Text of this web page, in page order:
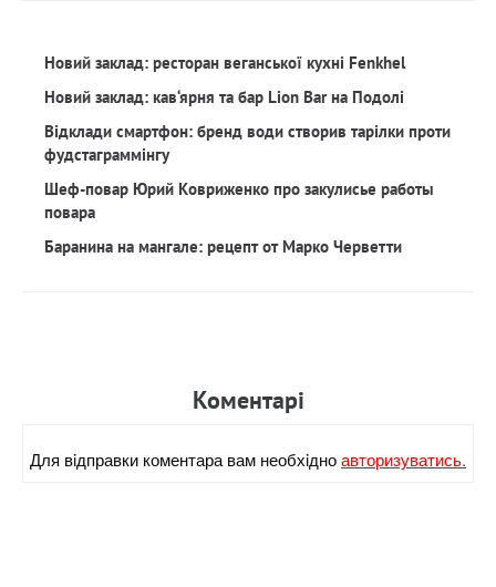
Новий заклад: ресторан веганської кухні Fenkhel
Новий заклад: кав‘ярня та бар Lion Bar на Подолі
Відклади смартфон: бренд води створив тарілки проти
фудстаграммінгу
Шеф-повар Юрий Ковриженко про закулисье работы
повара
Баранина на мангале: рецепт от Марко Черветти
Коментарi
Для вiдправки коментара вам необхiдноавторизуватись.